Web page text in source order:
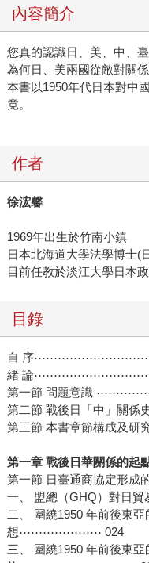
內容簡介
您真的認識日、美、中、
為何日、美兩國從敵對關
本書以1950年代日本對中
竟。
作者
徐浤馨
1969年出生於竹南小鎮
日本北海道大學法學博士(
目前任教於淡江大學日本
目錄
自 序
緒 論
第一節 問題意識
第二節 戰後日「中」關
第三節 本書章節構成及
第一章 戰後日華關係的
第一節 日臺通商協定
一、 盟總（GHQ）對日
二、 圍繞1950 年前後東
想⋯⋯⋯⋯⋯⋯⋯ 024
三、 圍繞1950 年前後東